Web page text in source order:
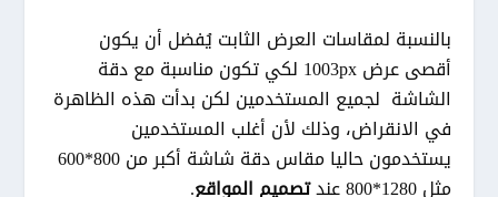
بالنسبة لمقاسات العرض الثابت يُفضل أن يكون
أقصى عرض 1003px لكي تكون مناسبة مع دقة
الشاشة لجميع المستخدمين لكن بدأت هذه الظاهرة
في الانقراض، وذلك لأن أغلب المستخدمين
يستخدمون حاليا مقاس دقة شاشة أكبر من 800*600
مثل 1280*800 عند
تصميم المواقع.